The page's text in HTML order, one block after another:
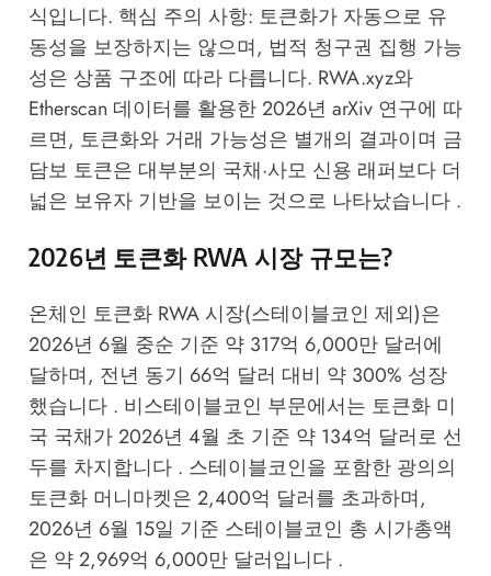
식입니다. 핵심 주의 사항: 토큰화가 자동으로 유
동성을 보장하지는 않으며, 법적 청구권 집행 가능
성은 상품 구조에 따라 다릅니다. RWA.xyz와
Etherscan 데이터를 활용한 2026년 arXiv 연구에 따
르면, 토큰화와 거래 가능성은 별개의 결과이며 금
담보 토큰은 대부분의 국채·사모 신용 래퍼보다 더
넓은 보유자 기반을 보이는 것으로 나타났습니다 .
2026년 토큰화 RWA 시장 규모는?
온체인 토큰화 RWA 시장(스테이블코인 제외)은
2026년 6월 중순 기준 약 317억 6,000만 달러에
달하며, 전년 동기 66억 달러 대비 약 300% 성장
했습니다 . 비스테이블코인 부문에서는 토큰화 미
국 국채가 2026년 4월 초 기준 약 134억 달러로 선
두를 차지합니다 . 스테이블코인을 포함한 광의의
토큰화 머니마켓은 2,400억 달러를 초과하며,
2026년 6월 15일 기준 스테이블코인 총 시가총액
은 약 2,969억 6,000만 달러입니다 .